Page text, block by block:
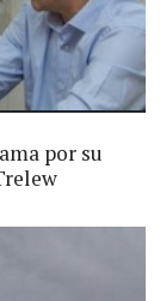
por su